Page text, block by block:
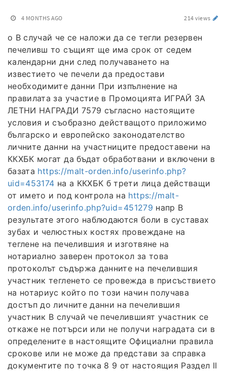
4 MONTHS AGO 214 views
o В случай че се наложи да се тегли резервен
печеливш то същият ще има срок от седем
календарни дни след получаването на
известието че печели да предостави
необходимите данни При изпълнение на
правилата за участие в Промоцията ИГРАЙ ЗА
ЛЕТНИ НАГРАДИ 7579 съгласно настоящите
условия и съобразно действащото приложимо
българско и европейско законодателство
личните данни на участниците предоставени на
ККХБК могат да бъдат обработвани и включени в
базата https://malt-orden.info/userinfo.php?
uid=453174 на а ККХБК б трети лица действащи
от името и под контрола на https://malt-
orden.info/userinfo.php?uid=451279 напр В
результате этого наблюдаются боли в суставах
зубах и челюстных костях провеждане на
теглене на печелившия и изготвяне на
нотариално заверен протокол за това
протоколът съдържа данните на печелившия
участник тегленето се провежда в присъствието
на нотариус който по този начин получава
достъп до личните данни на печелившия
участник В случай че печелившият участник се
откаже не потърси или не получи наградата си в
определените в настоящите Официални правила
срокове или не може да представи за справка
документите по точка 8 9 от настоящия Раздел II